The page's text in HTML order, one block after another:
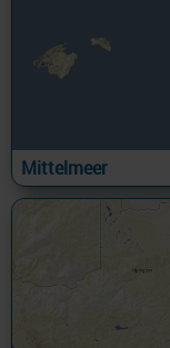
Mittelmeer